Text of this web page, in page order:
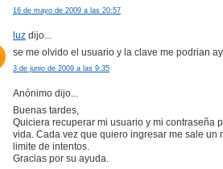
16 de mayo de 2009 a las 20:57
luz dijo...
se me olvido el usuario y la clave me podrian
3 de junio de 2009 a las 9:35
Anónimo dijo...
Buenas tardes,
Quiciera recuperar mi usuario y mi contraseña
vida. Cada vez que quiero ingresar me sale un
limite de intentos.
Gracias por su ayuda.